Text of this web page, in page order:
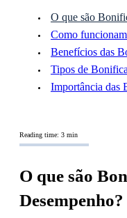
O que são
Como
Benefícios das
Tipos de
Importância das
Reading time: 3 min
O que são
Desempenho?